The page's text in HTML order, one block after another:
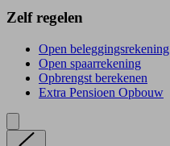
Zelf regelen
Open beleggingsrekening
Open spaarrekening
Opbrengst berekenen
Extra Pensioen Opbouw